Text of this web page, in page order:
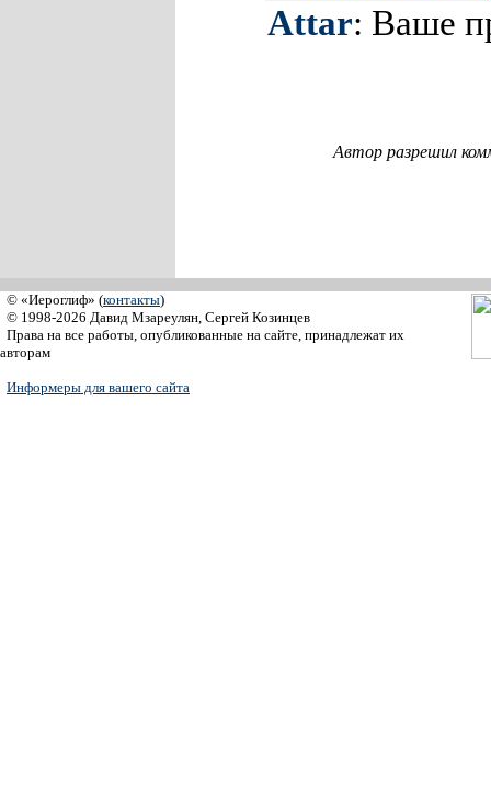
Attar: Ваше
Автор разрешил
© «Иероглиф» (контакты)
© 1998-2026 Давид Мзареулян, Сергей Козинцев
Права на все работы, опубликованные на сайте, принадлежат их
авторам
Информеры для вашего сайта